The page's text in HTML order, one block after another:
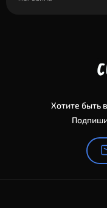
Хотите быть